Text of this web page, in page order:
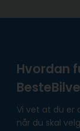
Hvordan
Vi vet at du er
når du skal